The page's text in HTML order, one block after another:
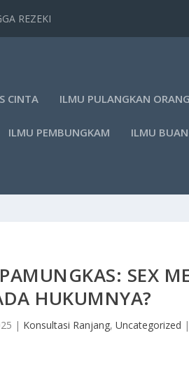
REZEKI
CINTA ILMU PULANGKAN ORANG
ILMU PEMBUNGKAM ILMU
SEX
HUKUMNYA?
| Konsultasi Ranjang, Uncategorized |